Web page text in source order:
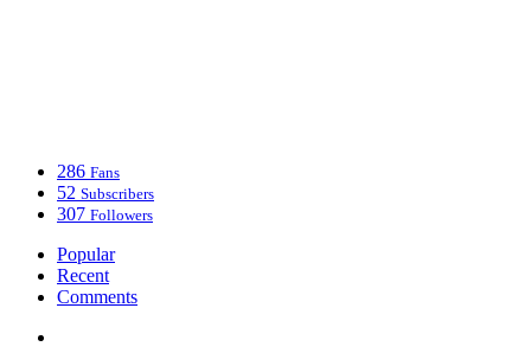
286 Fans
52 Subscribers
307 Followers
Popular
Recent
Comments